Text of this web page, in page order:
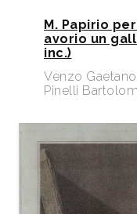
M. Papirio
avorio un
inc.)
Venzo
Pinelli